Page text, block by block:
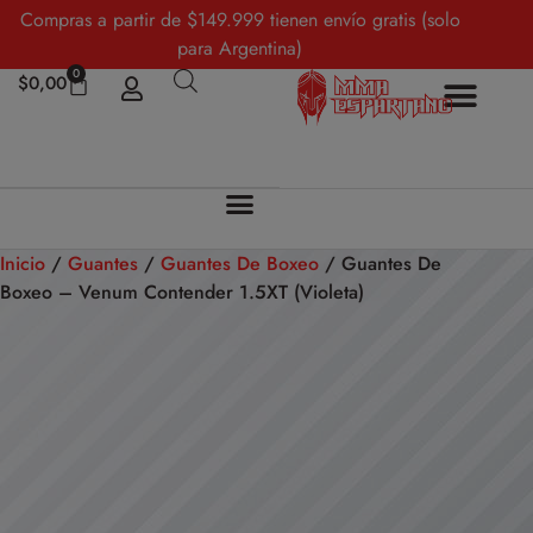
Compras a partir de $149.999 tienen envío gratis (solo
para Argentina)
$0,00 0
Inicio / Guantes / Guantes De Boxeo / Guantes De
Boxeo – Venum Contender 1.5XT (Violeta)